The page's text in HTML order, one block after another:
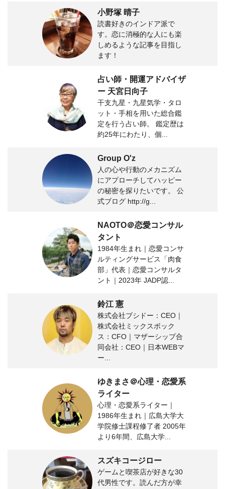
小野塚 晴子
読書好きのインドア派で
す。恋に消極的な人にも楽
しめるような記事を目指し
ます！
占い師・開運アドバイザ
ー 天宮日向子
干支九星・九星気学・タロ
ット・手相を用いた総合鑑
定を行う占い師。 鑑定歴は
約25年にわたり、個...
Group O'z
人の心や行動のメカニズム
にアプローチしてハッピー
の秘密を探りたいです。 公
式ブログ http://g...
NAOTO＠恋愛コンサル
タント
1984年生まれ｜恋愛コンサ
ルティングサービス「肉食
部」代表｜恋愛コンサルタ
ント｜2023年 JADP認...
鈴江 憲
株式会社ブシドー：CEO｜
株式会社ミックスボック
ス：CFO｜マザーシップ合
同会社：CEO｜日本WEBマ
ー...
ゆきまさ＠心理・恋愛系
ライター
心理・恋愛系ライター｜
1986年生まれ｜広島大学大
学院修士課程修了者 2005年
より6年間、広島大学...
スズキコージロー
ゲームと喫茶店が好きな30
代男性です。読んだ方が幸